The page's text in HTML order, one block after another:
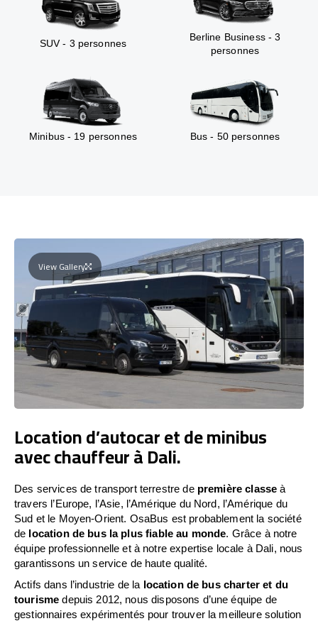
SUV - 3 personnes
Berline Business - 3
personnes
Minibus - 19 personnes Bus - 50 personnes
View Gallery
Location d’autocar et de minibus
avec chauffeur à Dali.
Des services de transport terrestre de première classe à
travers l’Europe, l’Asie, l’Amérique du Nord, l’Amérique du
Sud et le Moyen-Orient. OsaBus est probablement la société
de location de bus la plus fiable au monde. Grâce à notre
équipe professionnelle et à notre expertise locale à Dali, nous
garantissons un service de haute qualité.
Actifs dans l’industrie de la location de bus charter et du
tourisme depuis 2012, nous disposons d’une équipe de
gestionnaires expérimentés pour trouver la meilleure solution